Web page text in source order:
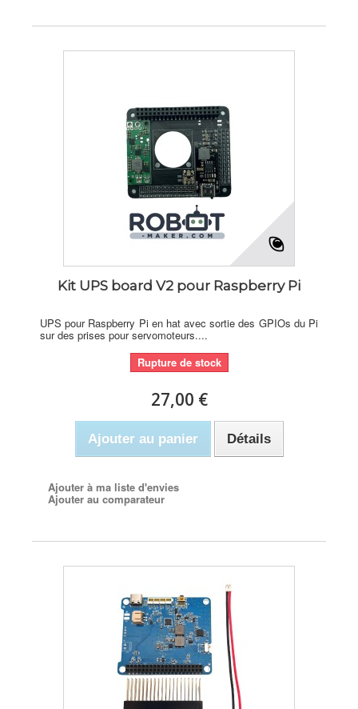
Kit UPS board V2 pour Raspberry Pi
UPS pour Raspberry Pi en hat avec sortie des GPIOs du Pi
sur des prises pour servomoteurs....
Rupture de stock
27,00 €
Ajouter au panier Détails
Ajouter à ma liste d'envies
Ajouter au comparateur